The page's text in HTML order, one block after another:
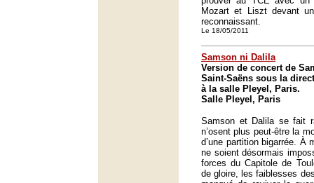
Mozart et Liszt devant
reconnaissant.
Le 18/05/2011
Samson ni Dalila
Version de concert de
Saint-Saëns sous la
à la salle Pleyel, Paris.
Salle Pleyel, Paris
Samson et Dalila se fait
n’osent plus peut-être la
d’une partition bigarrée. À
ne soient désormais
forces du Capitole de
de gloire, les faiblesses